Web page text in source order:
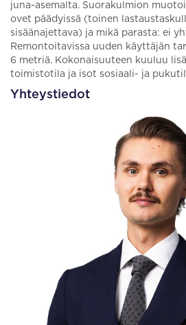
juna-asemalta. Suorakulmion
ovet päädyissä (toinen
sisäänajettava) ja mikä parasta: ei
Remontoitavissa uuden käyttäjän
6 metriä. Kokonaisuuteen kuuluu
toimistotila ja isot sosiaali- ja
Yhteystiedot